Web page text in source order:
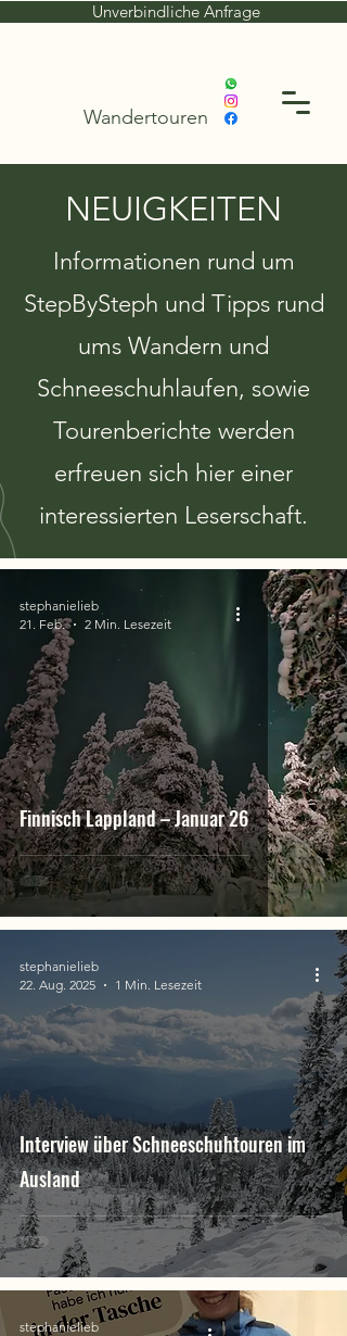
Wandertouren
Unverbindliche Anfrage
NEUIGKEITEN
Informationen rund um
StepBySteph und Tipps rund
ums Wandern und
Schneeschuhlaufen, sowie
Tourenberichte werden
erfreuen sich hier einer
interessierten Leserschaft.
Finnisch Lappland – Januar 26
stephanielieb
21. Feb.
2 Min. Lesezeit
Interview über Schneeschuhtouren im
Ausland
stephanielieb
22. Aug. 2025
1 Min. Lesezeit
stephanielieb